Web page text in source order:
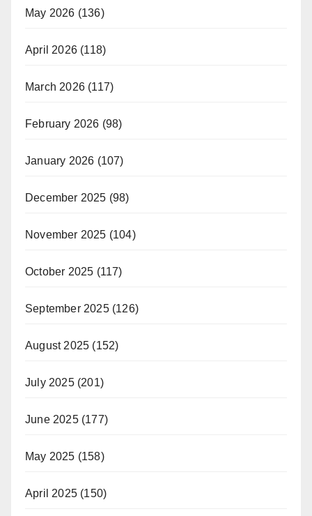
May 2026 (136)
April 2026 (118)
March 2026 (117)
February 2026 (98)
January 2026 (107)
December 2025 (98)
November 2025 (104)
October 2025 (117)
September 2025(126)
August 2025 (152)
July 2025(201)
June 2025(177)
May 2025 (158)
April 2025 (150)